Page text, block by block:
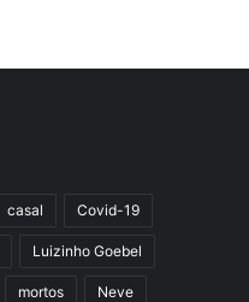
casal Covid-19
Luizinho Goebel
mortos Neve